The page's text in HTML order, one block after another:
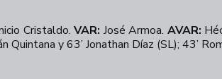
Cristaldo.VAR: José Armoa. AVAR:
Quintana y 63’ Jonathan Díaz (SL); 43’